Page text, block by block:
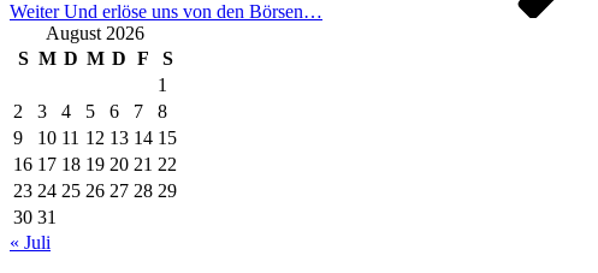
Weiter Und erlöse uns von den Börsen…
August 2026
S M D M D F
S
1
2
3 4 5 6 7
8
9
10 11 12 13 14 15
16 17 18 19 20 21 22
23 24 25 26 27 28 29
30 31
« Juli